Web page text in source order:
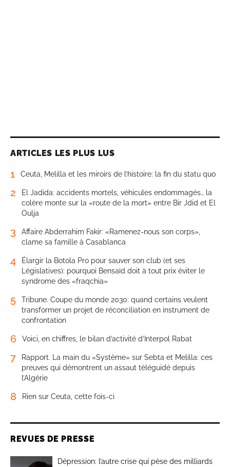
ARTICLES LES PLUS LUS
1 Ceuta, Melilla et les miroirs de l’histoire: la fin du statu quo
2
El Jadida: accidents mortels, véhicules endommagés… la
colère monte sur la «route de la mort» entre Bir Jdid et El
Oulja
3
Affaire Abderrahim Fakir: «Ramenez-nous son corps»,
clame sa famille à Casablanca
4
Élargir la Botola Pro pour sauver son club (et ses
Législatives): pourquoi Bensaïd doit à tout prix éviter le
syndrome des «fraqchia»
5
Tribune. Coupe du monde 2030: quand certains veulent
transformer un projet de réconciliation en instrument de
confrontation
6 Voici, en chiffres, le bilan d’activité d’Interpol Rabat
7
Rapport. La main du «Système» sur Sebta et Melilla: ces
preuves qui démontrent un assaut téléguidé depuis
l’Algérie
8 Rien sur Ceuta, cette fois-ci
REVUES DE PRESSE
Dépression: l’autre crise qui pèse des milliards